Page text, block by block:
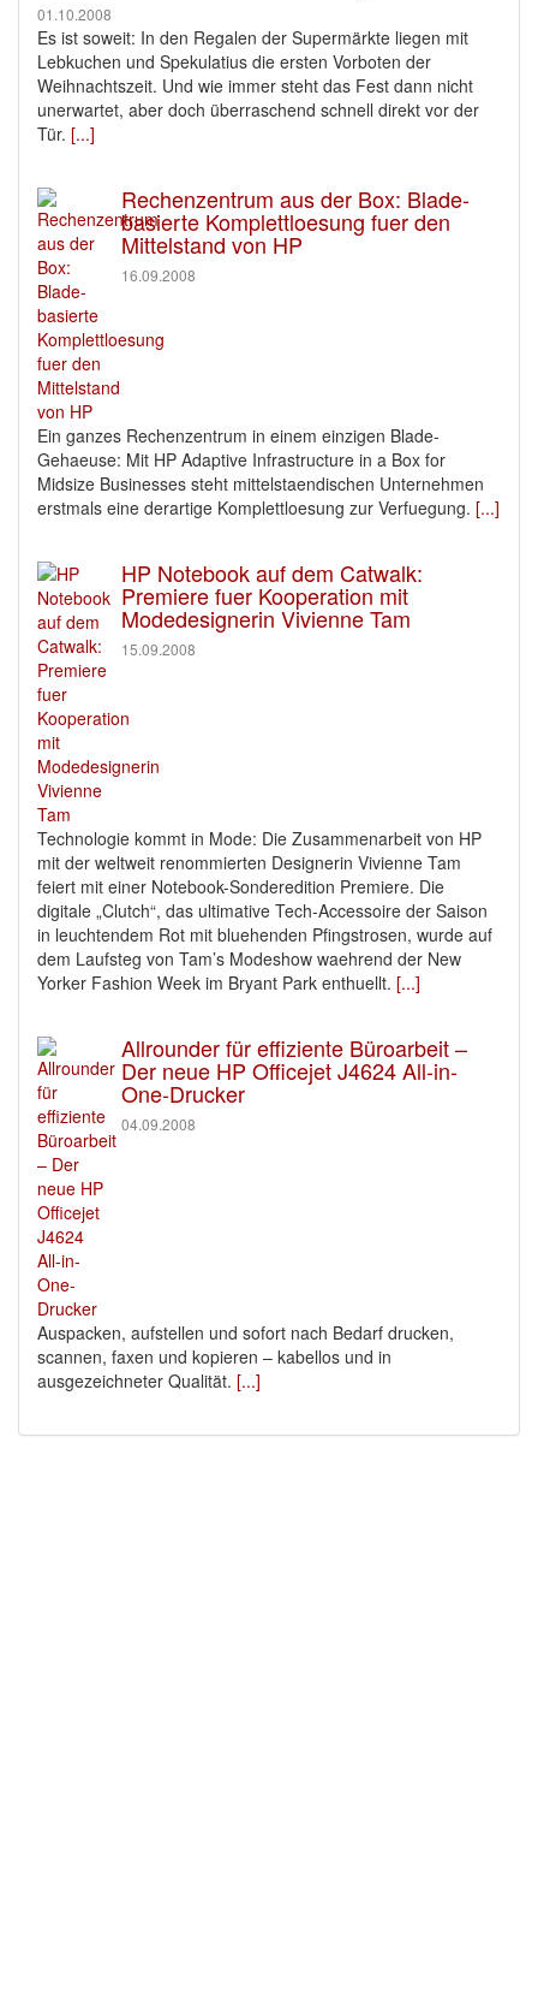
01.10.2008
Es ist soweit: In den Regalen der Supermärkte liegen mit
Lebkuchen und Spekulatius die ersten Vorboten der
Weihnachtszeit. Und wie immer steht das Fest dann nicht
unerwartet, aber doch überraschend schnell direkt vor der
Tür. [...]
Rechenzentrum aus der Box: Blade-
basierte Komplettloesung fuer den
Mittelstand von HP
16.09.2008
Ein ganzes Rechenzentrum in einem einzigen Blade-
Gehaeuse: Mit HP Adaptive Infrastructure in a Box for
Midsize Businesses steht mittelstaendischen Unternehmen
erstmals eine derartige Komplettloesung zur Verfuegung. [...]
HP Notebook auf dem Catwalk:
Premiere fuer Kooperation mit
Modedesignerin Vivienne Tam
15.09.2008
Technologie kommt in Mode: Die Zusammenarbeit von HP
mit der weltweit renommierten Designerin Vivienne Tam
feiert mit einer Notebook-Sonderedition Premiere. Die
digitale „Clutch“, das ultimative Tech-Accessoire der Saison
in leuchtendem Rot mit bluehenden Pfingstrosen, wurde auf
dem Laufsteg von Tam’s Modeshow waehrend der New
Yorker Fashion Week im Bryant Park enthuellt. [...]
Allrounder für effiziente Büroarbeit –
Der neue HP Officejet J4624 All-in-
One-Drucker
04.09.2008
Auspacken, aufstellen und sofort nach Bedarf drucken,
scannen, faxen und kopieren – kabellos und in
ausgezeichneter Qualität. [...]